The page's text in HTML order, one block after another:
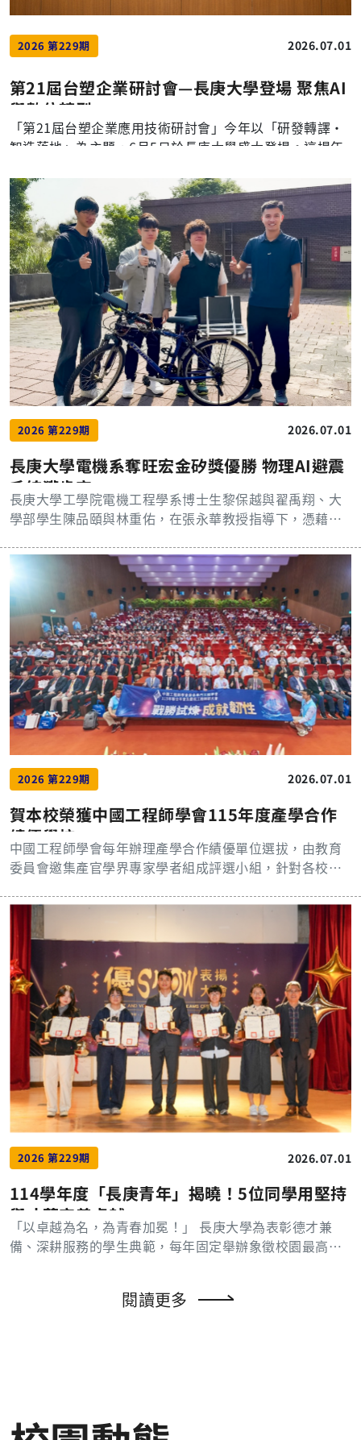
2026 第229期 2026.07.01
第21屆台塑企業研討會—長庚大學登場 聚焦AI
與數位轉型
「第21屆台塑企業應用技術研討會」今年以「研發轉譯‧
智造落地」為主題，6月5日於長庚大學盛大登場。這場年
技大學三校參與，展現產學創新應用技術與合作成果。此
外，大會還安排三場專題演講，並邀請三校分享產學亮點
與心得，激盪創新思維，期盼促進研發成果落地應用。 本
屆研討會出席貴賓有李長榮化學工業股份有限公司顏心德
資訊長、南亞科技林正平副總經理、台塑企業總管理處高
俊琦資深經理與沈真如組長；長庚科技大學范君瑜校長、
黃聰龍副校長及林鴻銘研發長；明志科技大學周金萬主任
秘書、陳勝吉研發長、環境資源學院簡文鎮院長與工程學
院劉舜維副院長；長庚大學楊智偉副校長、沈明雄主任秘
書、陳敬勳技合長、楊皇煜研發長與管理學院李書行院
長。 楊智偉副校長在開幕式致詞時表示，台塑企業應用技
術研討會邁入第21屆，歷年來深受台塑企業與三校高度重
視，今年有收到多達415篇投稿，透過此一平台，盼能緊密
連結企業與學術界的研發能量，將多年累積的科研結晶轉
化為實質的應用價值與社會效益。 楊副校長也特別介紹本
次大會邀請的三位重量級講者。首先登場的是李長榮化工
顏心德資訊長主講「企業數位轉型實務與AI新世代趨
勢」，分享這家百年化工企業如何運用科學與AI科技成功
來 AI 轉型的關鍵轉折點。過去 AI多被視為提升生產力的
「輔助工具」，進入 2026 年，AI 已正式演變為企業的核
心「營運能力」，企業必須設立指導委員會，建立完善的
「AI治理機制」，方能讓安全、品質、能耗與風險管理從
「靠人撐」走向「靠系統撐」，為企業創造永續長遠的價
值。 接著，還有長庚大學智慧運算學院許永真院長帶來
「人工智慧之應用」專題演講，以及長庚大學免疫轉譯醫
學研究所顧正崙所長以「轉譯醫學的實踐：抗細胞激素自
體抗體研究引導的精準免疫治療革命」為題，剖析如何將
生物科學研究成果精準轉譯至醫療臨床應用。 大會今年安
排的三校亮點產學心得分享，分別是明志科大材料工程系
簡順億副教授主講「綠色材料鎂合金發展與應用」；長庚
科大藥物研發中心龐浩翰老師分享「人工智慧輔助重組蛋
白奈米載體設計實務與多代理人（Multi-Agent）實驗室系
統之整合應用」；長庚大學化工與材料工程學系李坤穆永
續長則發表「如何將學術研究量能轉換為產學合作效
益」。 此外，同時登場的還有「研發論文暨海報競賽」及
與58件實務作品參賽，內容涵蓋「機電電子與資通訊」、
「半導體與光電科技」、「化工製程與尖端材料」、「綠
色能源與環保科技」、「健康醫療與生物科技」、「健康
照護與社區關懷」、「大數據與人工智慧」、「其他創新
應用、管理與設計」等八類領域，吸引三校師生與企業同
仁共682人報名參加，盛況空前。 透過研討會的深度產學
激盪，三校與企業在長期建立的良好夥伴基礎上深化鏈
結，持續為AI與產學應用注入新動能，積極邁向產學互惠
多贏的永續發展目標。 第21屆台塑企業應用技術研討會
開幕式貴賓合影 長庚大學楊智偉副校長期許產學研發能
量化為實質的應用價值 李長榮化工顏心德資訊長分享
「企業數位轉型實務與AI新世代趨勢」 台塑企業應用技
術研討會的論文與實務作品涵蓋多元面向，與會人員熱烈
交流
2026 第229期 2026.07.01
長庚大學電機系奪旺宏金矽獎優勝 物理AI避震
系統獲肯定
長庚大學工學院電機工程學系博士生黎保越與翟禹翔、大
學部學生陳品頤與林重佑，在張永華教授指導下，憑藉智
伍中脫穎而出，是唯一私校獲獎團隊，與台大、清華、陽
明交大等頂尖大學並列應用組「優勝獎」，團隊成員皆感
到振奮與欣喜。 團隊表示，獲獎作品為「結合物理AI與路
面感知之智慧避震系統設計與開發」，聚焦於智慧交通系
統對微型移動平台的震動控制需求。旨在開發一套智慧半
主動懸吊系統，使自行車能即時適應不同路況，從而提升
避震效果與乘坐舒適度。該研究目前已完成實作與實驗驗
證，除了證實該方法的有效性，也展現未來於機車及汽車
上的應用潛力。 「旺宏金矽獎－半導體設計與應用大賽」
是由旺宏電子及旺宏教育基金會主辦，歷年皆吸引國內頂
尖大專院校相關科系投入。本屆歷經線上評審團嚴格審查
與初賽委員共同討論，最終評選出設計組與應用組各8支優
勝隊伍。長庚大學電機系團隊展現高水準的創新半導體應
用實力，與國立頂尖大學同獲殊榮。 團隊指出，此系統的
核心技術在於導入「物理資訊神經網路」（Physics-Infor
med Neural Networks, PINN）模型，整合環境感知與智
慧控制流程，利用安裝於車輛前方的深度感測相機，即時
感知、預測與控制，實現人工智慧與物理系統的閉迴路互
動，可視為Physical AI（物理人工智慧）的初步實踐。 張
永華教授表示，團隊核心成員黎保越（Le Bao Viet）為來
自越南河內理工大學（Hanoi University of Science and
Technology）的博士生，畢業於車輛工程學系，擁有電動
車動力學與機電控制的深厚基礎，與長庚大學智慧型控制
實驗室近年投入的PINN研究方向高度契合，雙方因此得以
在短時間內完成技術整合。此次獲獎充分體現了跨專長領
域整合的重要性，不同專業背景的思維交流，更容易激發
出具備Physical AI特性的創新火花。 未來團隊將持續深入
研究代理人式人工智慧（Agent AI）與全自主決策（Auto
nomous Decision），進一步建構具備感知、推理、決策
與自主互動能力的Physical AI智慧系統，並朝向智慧車
輛、機器人與自主移動平台等應用領域發展。 長庚大學
電機系學生團隊成員黎保越、翟禹翔、陳品頤、林重佑(由
右至左)合影 長庚大學電機系張永華教授(圖左)與越南籍
博士生黎保越(圖右)合影 長庚大學學生團隊所開發的智
慧避震系統運作示意圖 長庚大學學生團隊開發智慧避震
系統作品主要功能模組示意圖
2026 第229期 2026.07.01
賀本校榮獲中國工程師學會115年度產學合作
績優學校
中國工程師學會每年辦理產學合作績優單位選拔，由教育
委員會邀集產官學界專家學者組成評選小組，針對各校產
合評審，並於年度聯合年會公開表揚績優單位。本校憑藉
優異之產學合作成果與跨領域研發實力，再度自全國公私
立大學中脫穎而出，榮獲「115年度中國工程師學會產學合
作績優學校」殊榮，展現本校長期深耕產學合作與推動創
新研發之卓越成效。 115年度中國工程師學會聯合年會暨
頒獎典禮於6月5日假中鋼大禮堂隆重舉行，來自產官學研
各界代表齊聚一堂，共同見證工程科技與產學合作推動成
果。本校由技術合作處創新育成中心謝宗勳主任代表學校
出席頒獎典禮並接受表揚，本校多年來積極推動產學合作
與促進科研成果落地應用的努力獲得高度肯定。 本次參與
評選之產學合作成果涵蓋醫學、生物科技、智慧科技及工
程應用等領域，展現長庚大學跨領域整合研發能量與產業
合作深度。具有代表性產學計畫之主持人包括：醫學系邱
志勇教授、公共衛生學科陳明岐教授、物理治療學系張雅
楊佳郁副教授、永續發展與能源科技研究中心侯光華教
授、人工智慧學系蘇豐文教授、機械工程學系蔡明義教
授、電機工程學系魏一勤副教授、健康老化研究中心鄭美
玲教授、分子及臨床免疫中心顧正崙教授、新興病毒感染
靜芳助理教授等，研發成果兼具學術創新與產業應用價
值。本校將持續深化與產業界及研究機構之合作關係，培
2026 第229期 2026.07.01
114學年度「長庚青年」揭曉！5位同學用堅持
與才華定義卓越
「以卓越為名，為青春加冕！」 長庚大學為表彰德才兼
備、深耕服務的學生典範，每年固定舉辦象徵校園最高榮
委員會從眾多優秀候選人中，票選出五位在學術、品德與
領域展現出不凡的影響力： 醫學系五年級 李玟臻 科研拔
閱讀更多